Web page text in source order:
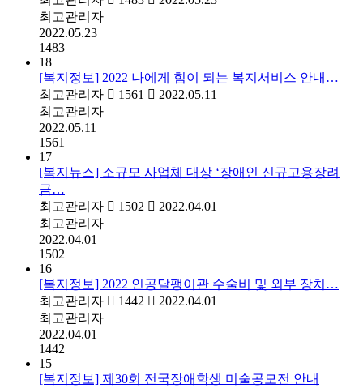
최고관리자
2022.05.23
1483
18
[복지정보] 2022 나에게 힘이 되는 복지서비스 안내…
최고관리자
1561
2022.05.11
최고관리자
2022.05.11
1561
17
[복지뉴스] 소규모 사업체 대상 ‘장애인 신규고용장려
금…
최고관리자
1502
2022.04.01
최고관리자
2022.04.01
1502
16
[복지정보] 2022 인공달팽이관 수술비 및 외부 장치…
최고관리자
1442
2022.04.01
최고관리자
2022.04.01
1442
15
[복지정보] 제30회 전국장애학생 미술공모전 안내